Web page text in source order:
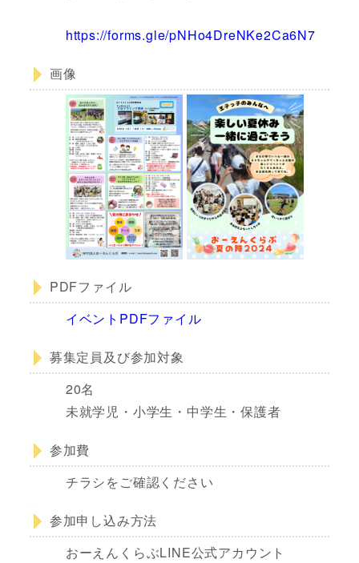
https://forms.gle/pNHo4DreNKe2Ca6N7
画像
PDFファイル
イベントPDFファイル
募集定員及び参加対象
20名
未就学児・小学生・中学生・保護者
参加費
チラシをご確認ください
参加申し込み方法
おーえんくらぶLINE公式アカウント